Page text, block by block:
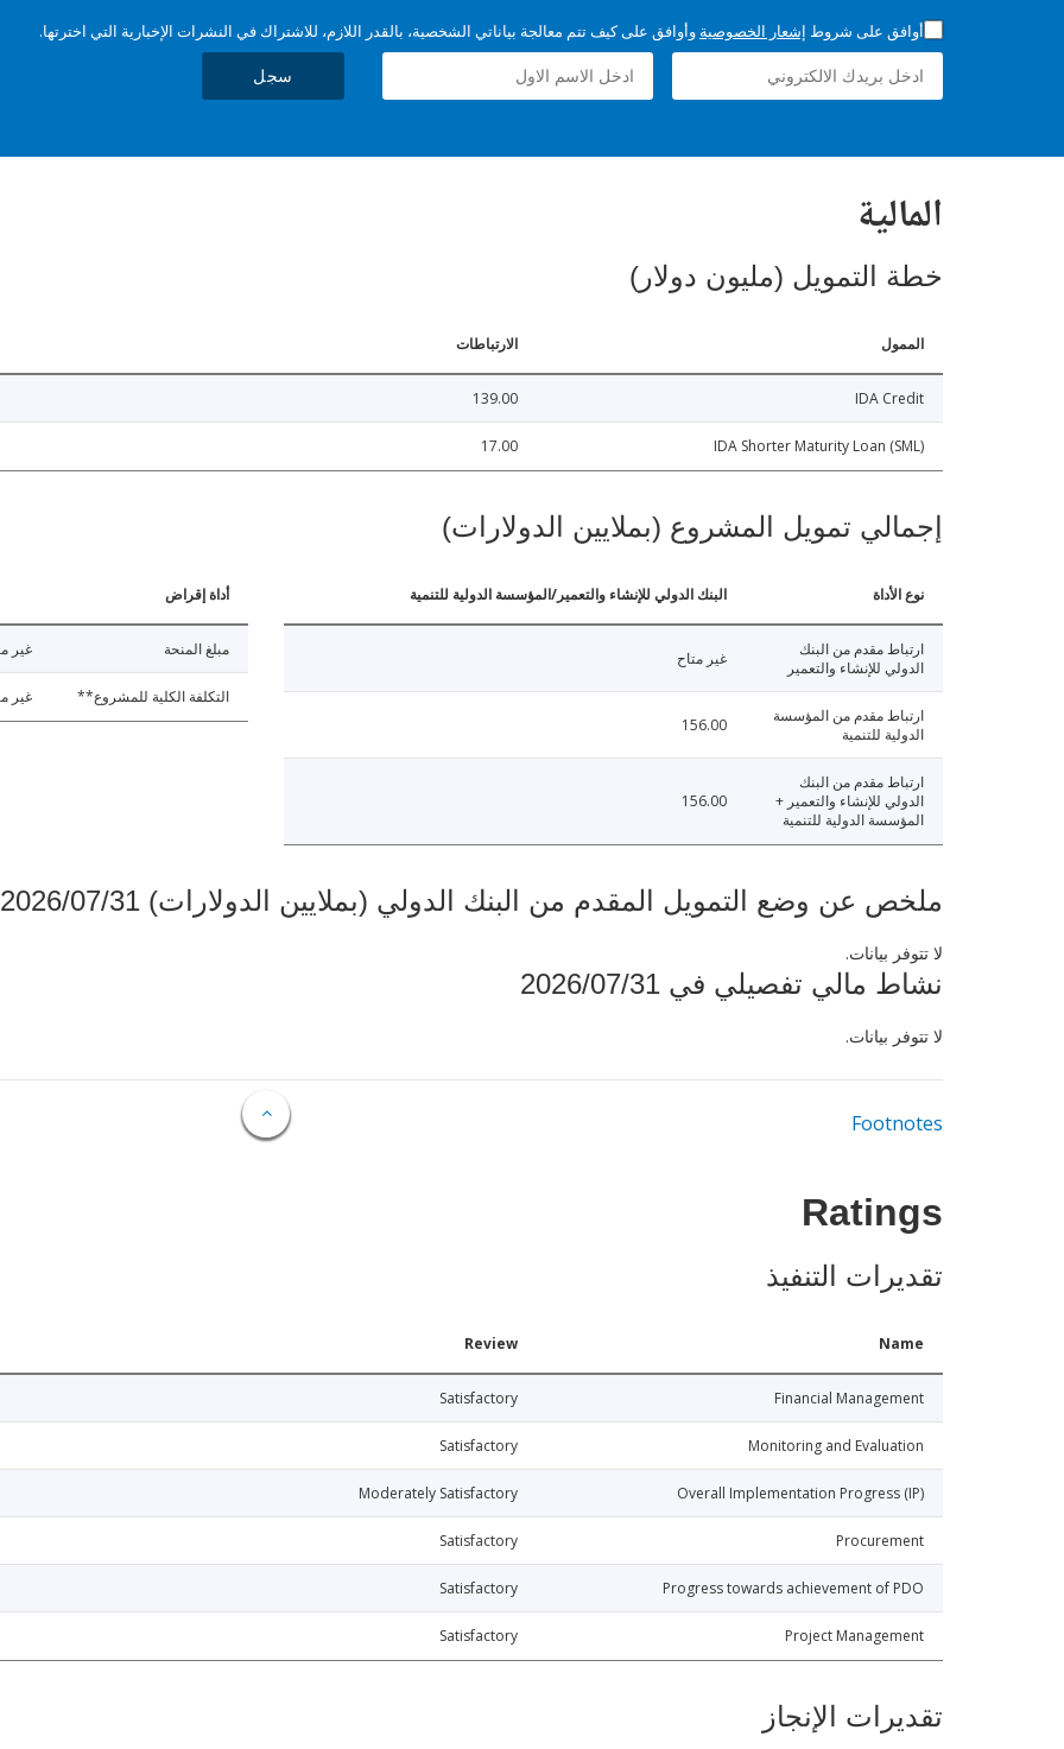
أوافق على شروط إشعار الخصوصية وأوافق على كيف تتم معالجة بياناتي الشخصية، بالقدر اللازم، للاشتراك في النشرات الإخبارية التي اخترتها.
سجل
المالية
خطة التمويل (مليون دولار)
الممول الارتباطات
IDA Credit
139.00
IDA Shorter Maturity Loan (SML)
17.00
إجمالي تمويل المشروع (بملايين الدولارات)
نوع الأداة البنك الدولي للإنشاء والتعمير/المؤسسة الدولية للتنمية
ارتباط مقدم من البنك
الدولي للإنشاء والتعمير
غير متاح
ارتباط مقدم من المؤسسة
الدولية للتنمية
156.00
ارتباط مقدم من البنك
الدولي للإنشاء والتعمير +
المؤسسة الدولية للتنمية
156.00
أداة إقراض
مبلغ المنحة غير
التكلفة الكلية للمشروع** غير
ملخص عن وضع التمويل المقدم من البنك الدولي (بملايين الدولارات) 2026/07/31
لا تتوفر بيانات.
نشاط مالي تفصيلي في 2026/07/31
لا تتوفر بيانات.
Footnotes
Ratings
تقديرات التنفيذ
Name
Review
Financial Management
Satisfactory
Monitoring and Evaluation
Satisfactory
Overall Implementation Progress (IP)
Moderately Satisfactory
Procurement
Satisfactory
Progress towards achievement of PDO
Satisfactory
Project Management
Satisfactory
تقديرات الإنجاز